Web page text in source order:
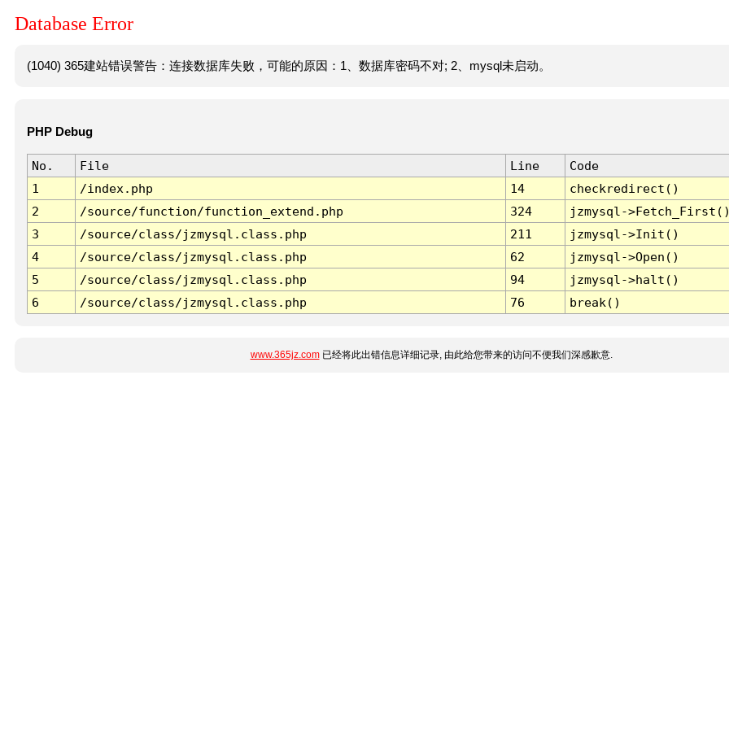
Database Error
(1040) 365建站错误警告：连接数据库失败，可能的原因：1、数据库密码不对; 2、mysql未启动。
PHP Debug
No. File Line
Code
1
/index.php 14
checkredirect()
2
/source/function/function_extend.php 324
jzmysql-
3
/source/class/jzmysql.class.php 211
jzmysql->Init()
4
/source/class/jzmysql.class.php 62
jzmysql->Open()
5
/source/class/jzmysql.class.php 94
jzmysql->halt()
6
/source/class/jzmysql.class.php 76 break()
www.365jz.com已经将此出错信息详细记录, 由此给您带来的访问不便我们深感歉意.